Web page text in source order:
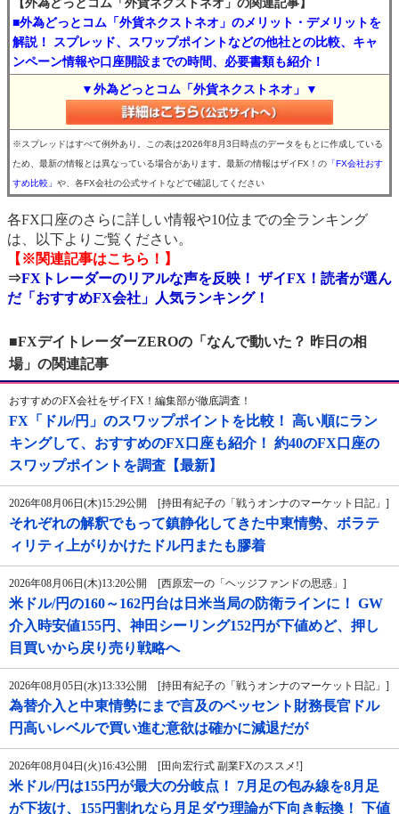
■外為どっとコム「外貨ネクストネオ」のメリット・デメリットを
解説！ スプレッド、スワップポイントなどの他社との比較、キャ
ンペーン情報や口座開設までの時間、必要書類も紹介！
▼外為どっとコム「外貨ネクストネオ」▼
※スプレッドはすべて例外あり。この表は2026年8月3日時点のデータをもとに作成している
ため、最新の情報とは異なっている場合があります。最新の情報はザイFX！の 「FX会社おす
すめ比較」 や、各FX会社の公式サイトなどで確認してください
各FX口座のさらに詳しい情報や10位までの全ランキング
は、以下よりご覧ください。
【※関連記事はこちら！】
⇒FXトレーダーのリアルな声を反映！ ザイFX！読者が選ん
だ「おすすめFX会社」人気ランキング！
■FXデイトレーダーZEROの「なんで動いた？ 昨日の相
場」の関連記事
おすすめのFX会社をザイFX！編集部が徹底調査！
FX「ドル/円」のスワップポイントを比較！ 高い順にラン
キングして、おすすめのFX口座も紹介！ 約40のFX口座の
スワップポイントを調査【最新】
2026年08月06日(木)15:29公開 [持田有紀子の「戦うオンナのマーケット日記」]
それぞれの解釈でもって鎮静化してきた中東情勢、ボラテ
ィリティ上がりかけたドル円またも膠着
2026年08月06日(木)13:20公開 [西原宏一の「ヘッジファンドの思惑」]
米ドル/円の160～162円台は日米当局の防衛ラインに！ GW
介入時安値155円、神田シーリング152円が下値めど、押し
目買いから戻り売り戦略へ
2026年08月05日(水)13:33公開 [持田有紀子の「戦うオンナのマーケット日記」]
為替介入と中東情勢にまで言及のベッセント財務長官ドル
円高いレベルで買い進む意欲は確かに減退だが
2026年08月04日(火)16:43公開 [田向宏行式 副業FXのススメ!]
米ドル/円は155円が最大の分岐点！ 7月足の包み線を8月足
が下抜け、155円割れなら月足ダウ理論が下向き転換！ 下値